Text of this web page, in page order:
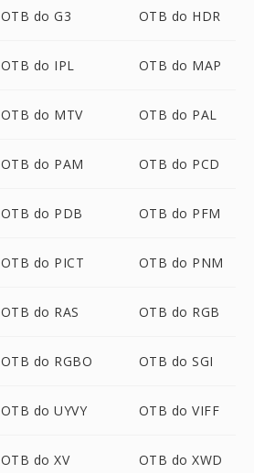
OTB do G3 OTB do HDR
OTB do IPL OTB do MAP
OTB do MTV OTB do PAL
OTB do PAM OTB do PCD
OTB do PDB OTB do PFM
OTB do PICT OTB do PNM
OTB do RAS OTB do RGB
OTB do RGBO OTB do SGI
OTB do UYVY OTB do VIFF
OTB do XV OTB do XWD